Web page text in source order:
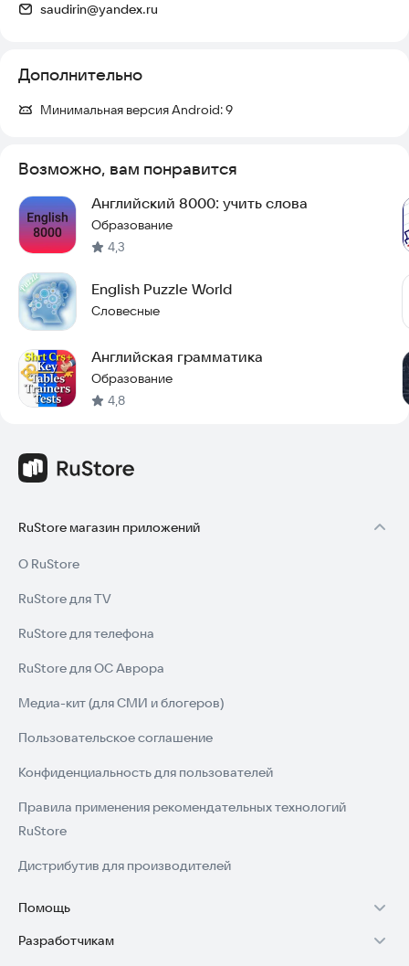
saudirin@yandex.ru
Дополнительно
Минимальная версия Android:9
Возможно, вам понравится
Английский 8000: учить слова
Образование
4,3
English Puzzle World
Словесные
Английская грамматика
Образование
4,8
RuStore магазин приложений
О RuStore
RuStore для TV
RuStore для телефона
RuStore для ОС Аврора
Медиа-кит (для СМИ и блогеров)
Пользовательское соглашение
Конфиденциальность для пользователей
Правила применения рекомендательных технологий
RuStore
Дистрибутив для производителей
Помощь
Установка RuStore на TV
Разработчикам